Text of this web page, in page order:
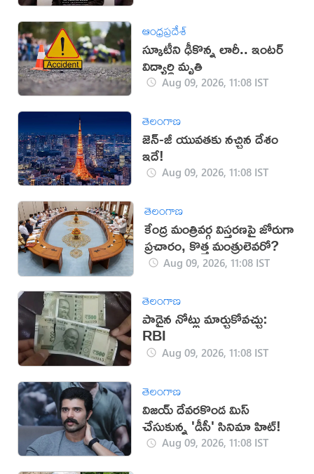
ఆంధ్రప్రదేశ్
స్కూటీని ఢీకొన్న లారీ.. ఇంటర్‌
విద్యార్థి మృతి
Aug 09, 2026, 11:08 IST
తెలంగాణ
జెన్-జీ యువతకు నచ్చిన దేశం
ఇదే!
Aug 09, 2026, 11:08 IST
తెలంగాణ
కేంద్ర మంత్రివర్గ విస్తరణపై జోరుగా
ప్రచారం, కొత్త మంత్రులెవరో?
Aug 09, 2026, 11:08 IST
తెలంగాణ
పాడైన నోట్లు మార్చుకోవచ్చు:
RBI
Aug 09, 2026, 11:08 IST
తెలంగాణ
విజయ్ దేవరకొండ మిస్
చేసుకున్న 'డీసీ' సినిమా హిట్!
Aug 09, 2026, 11:08 IST